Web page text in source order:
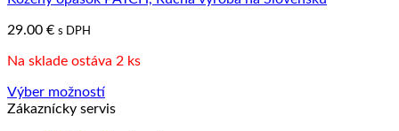
si
vybrať
na
stránke
29.00 € s DPH
Na sklade ostáva 2 ks
Výber možností
Tento
Zákaznícky servis